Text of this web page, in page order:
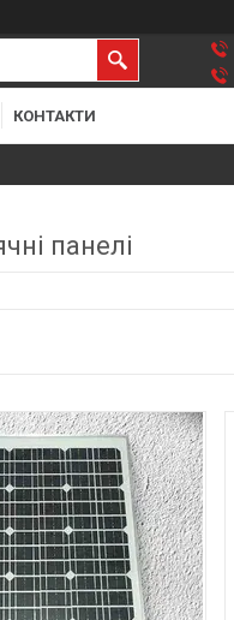
КОНТАКТИ
панелі